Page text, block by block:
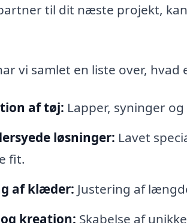
til dit næste projekt,
vi samlet en liste over,
af tøj: Lapper, syninger
løsninger: Lavet
fit.
af klæder: Justering af
kreation: Skabelse af